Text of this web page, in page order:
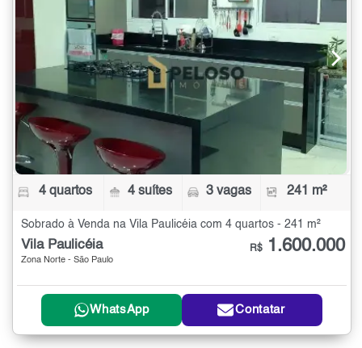
4 quartos 4 suítes 3 vagas 241 m²
Sobrado à Venda na Vila Paulicéia com 4 quartos - 241 m²
Vila Paulicéia
Zona Norte - São Paulo
R$ 1.600.000
WhatsApp Contatar